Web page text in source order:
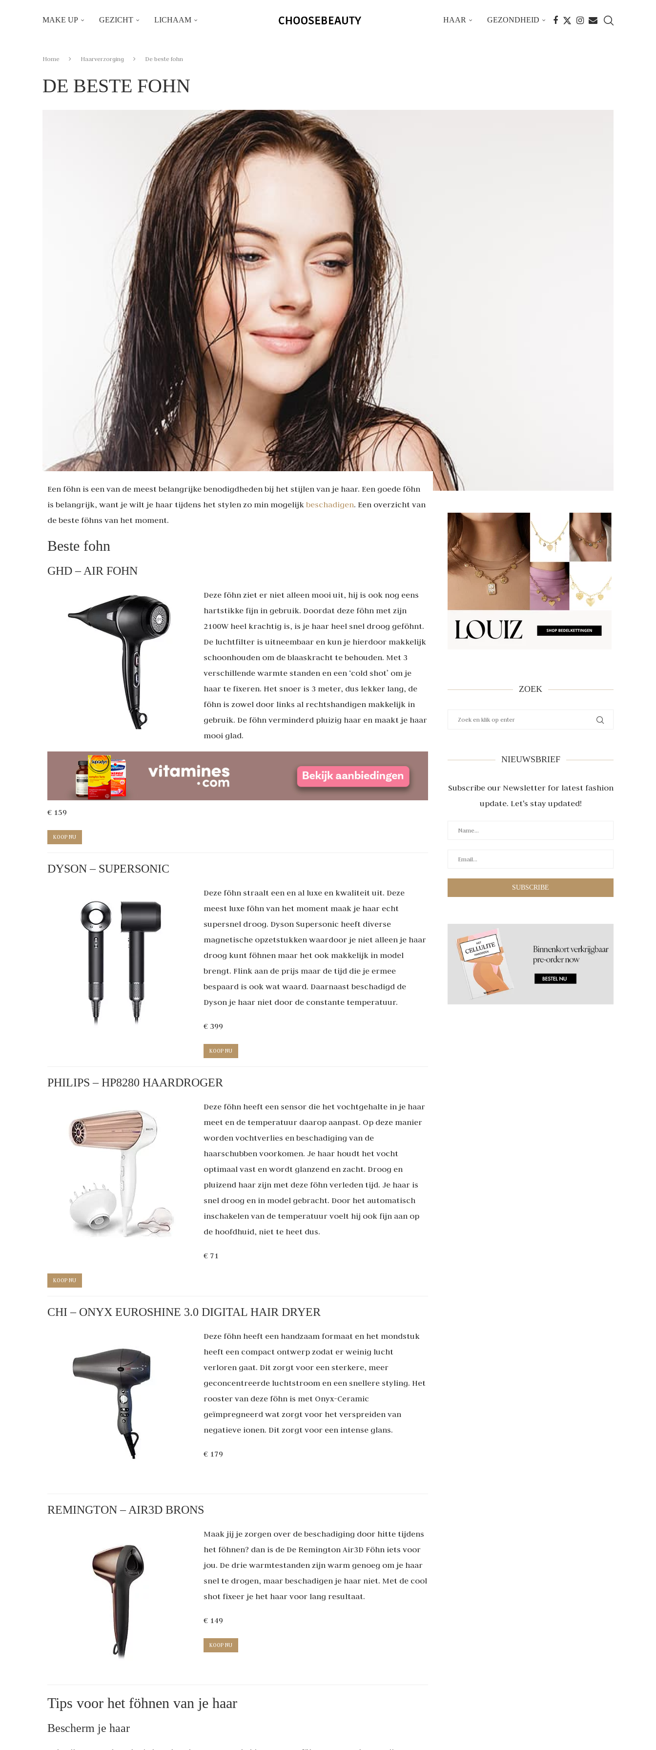
MAKE UP GEZICHT LICHAAM HAAR GEZONDHEID
Home Haarverzorging De beste fohn
DE BESTE FOHN
Een föhn is een van de meest belangrijke benodigdheden bij het stijlen van je haar. Een goede föhn
is belangrijk, want je wilt je haar tijdens het stylen zo min mogelijk beschadigen. Een overzicht van
de beste föhns van het moment.
Beste fohn
GHD – AIR FOHN
Deze föhn ziet er niet alleen mooi uit, hij is ook nog eens
hartstikke fijn in gebruik. Doordat deze föhn met zijn
2100W heel krachtig is, is je haar heel snel droog geföhnt.
De luchtfilter is uitneembaar en kun je hierdoor makkelijk
schoonhouden om de blaaskracht te behouden. Met 3
verschillende warmte standen en een ‘cold shot’ om je
haar te fixeren. Het snoer is 3 meter, dus lekker lang, de
föhn is zowel door links al rechtshandigen makkelijk in
gebruik. De föhn verminderd pluizig haar en maakt je haar
mooi glad.
€ 159
KOOP NU
DYSON – SUPERSONIC
Deze föhn straalt een en al luxe en kwaliteit uit. Deze
meest luxe föhn van het moment maak je haar echt
supersnel droog. Dyson Supersonic heeft diverse
magnetische opzetstukken waardoor je niet alleen je haar
droog kunt föhnen maar het ook makkelijk in model
brengt. Flink aan de prijs maar de tijd die je ermee
bespaard is ook wat waard. Daarnaast beschadigd de
Dyson je haar niet door de constante temperatuur.
€ 399
KOOP NU
PHILIPS – HP8280 HAARDROGER
Deze föhn heeft een sensor die het vochtgehalte in je haar
meet en de temperatuur daarop aanpast. Op deze manier
worden vochtverlies en beschadiging van de
haarschubben voorkomen. Je haar houdt het vocht
optimaal vast en wordt glanzend en zacht. Droog en
pluizend haar zijn met deze föhn verleden tijd. Je haar is
snel droog en in model gebracht. Door het automatisch
inschakelen van de temperatuur voelt hij ook fijn aan op
de hoofdhuid, niet te heet dus.
€ 71
KOOP NU
CHI – ONYX EUROSHINE 3.0 DIGITAL HAIR DRYER
Deze föhn heeft een handzaam formaat en het mondstuk
heeft een compact ontwerp zodat er weinig lucht
verloren gaat. Dit zorgt voor een sterkere, meer
geconcentreerde luchtstroom en een snellere styling. Het
rooster van deze föhn is met Onyx-Ceramic
geïmpregneerd wat zorgt voor het verspreiden van
negatieve ionen. Dit zorgt voor een intense glans.
€ 179
REMINGTON – AIR3D BRONS
Maak jij je zorgen over de beschadiging door hitte tijdens
het föhnen? dan is de De Remington Air3D Föhn iets voor
jou. De drie warmtestanden zijn warm genoeg om je haar
snel te drogen, maar beschadigen je haar niet. Met de cool
shot fixeer je het haar voor lang resultaat.
€ 149
KOOP NU
Tips voor het föhnen van je haar
Bescherm je haar
ZOEK
NIEUWSBRIEF
Subscribe our Newsletter for latest fashion
update. Let's stay updated!